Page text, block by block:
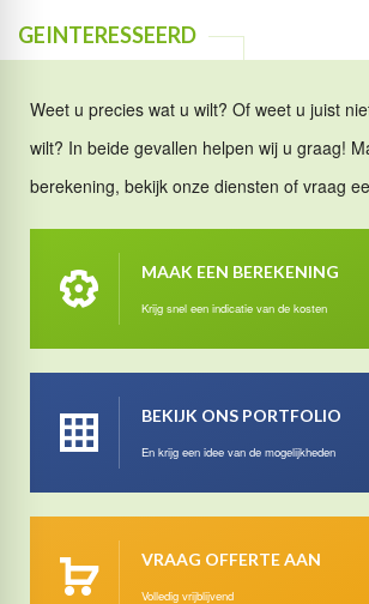
GEINTERESSEERD
Weet u precies wat u wilt? Of weet u juist
wilt? In beide gevallen helpen wij u graag!
berekening, bekijk onze diensten of vraag
MAAK EEN BEREKENING
Krijg snel een indicatie van de kosten
BEKIJK ONS PORTFOLIO
En krijg een idee van de mogelijkheden
VRAAG OFFERTE AAN
Volledig vrijblijvend